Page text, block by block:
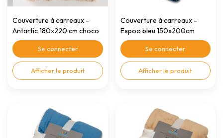
Couverture à carreaux -
Antartic 180x220 cm choco
Se connecter
Afficher le produit
Couverture à carreaux -
Espoo bleu 150x200cm
Se connecter
Afficher le produit